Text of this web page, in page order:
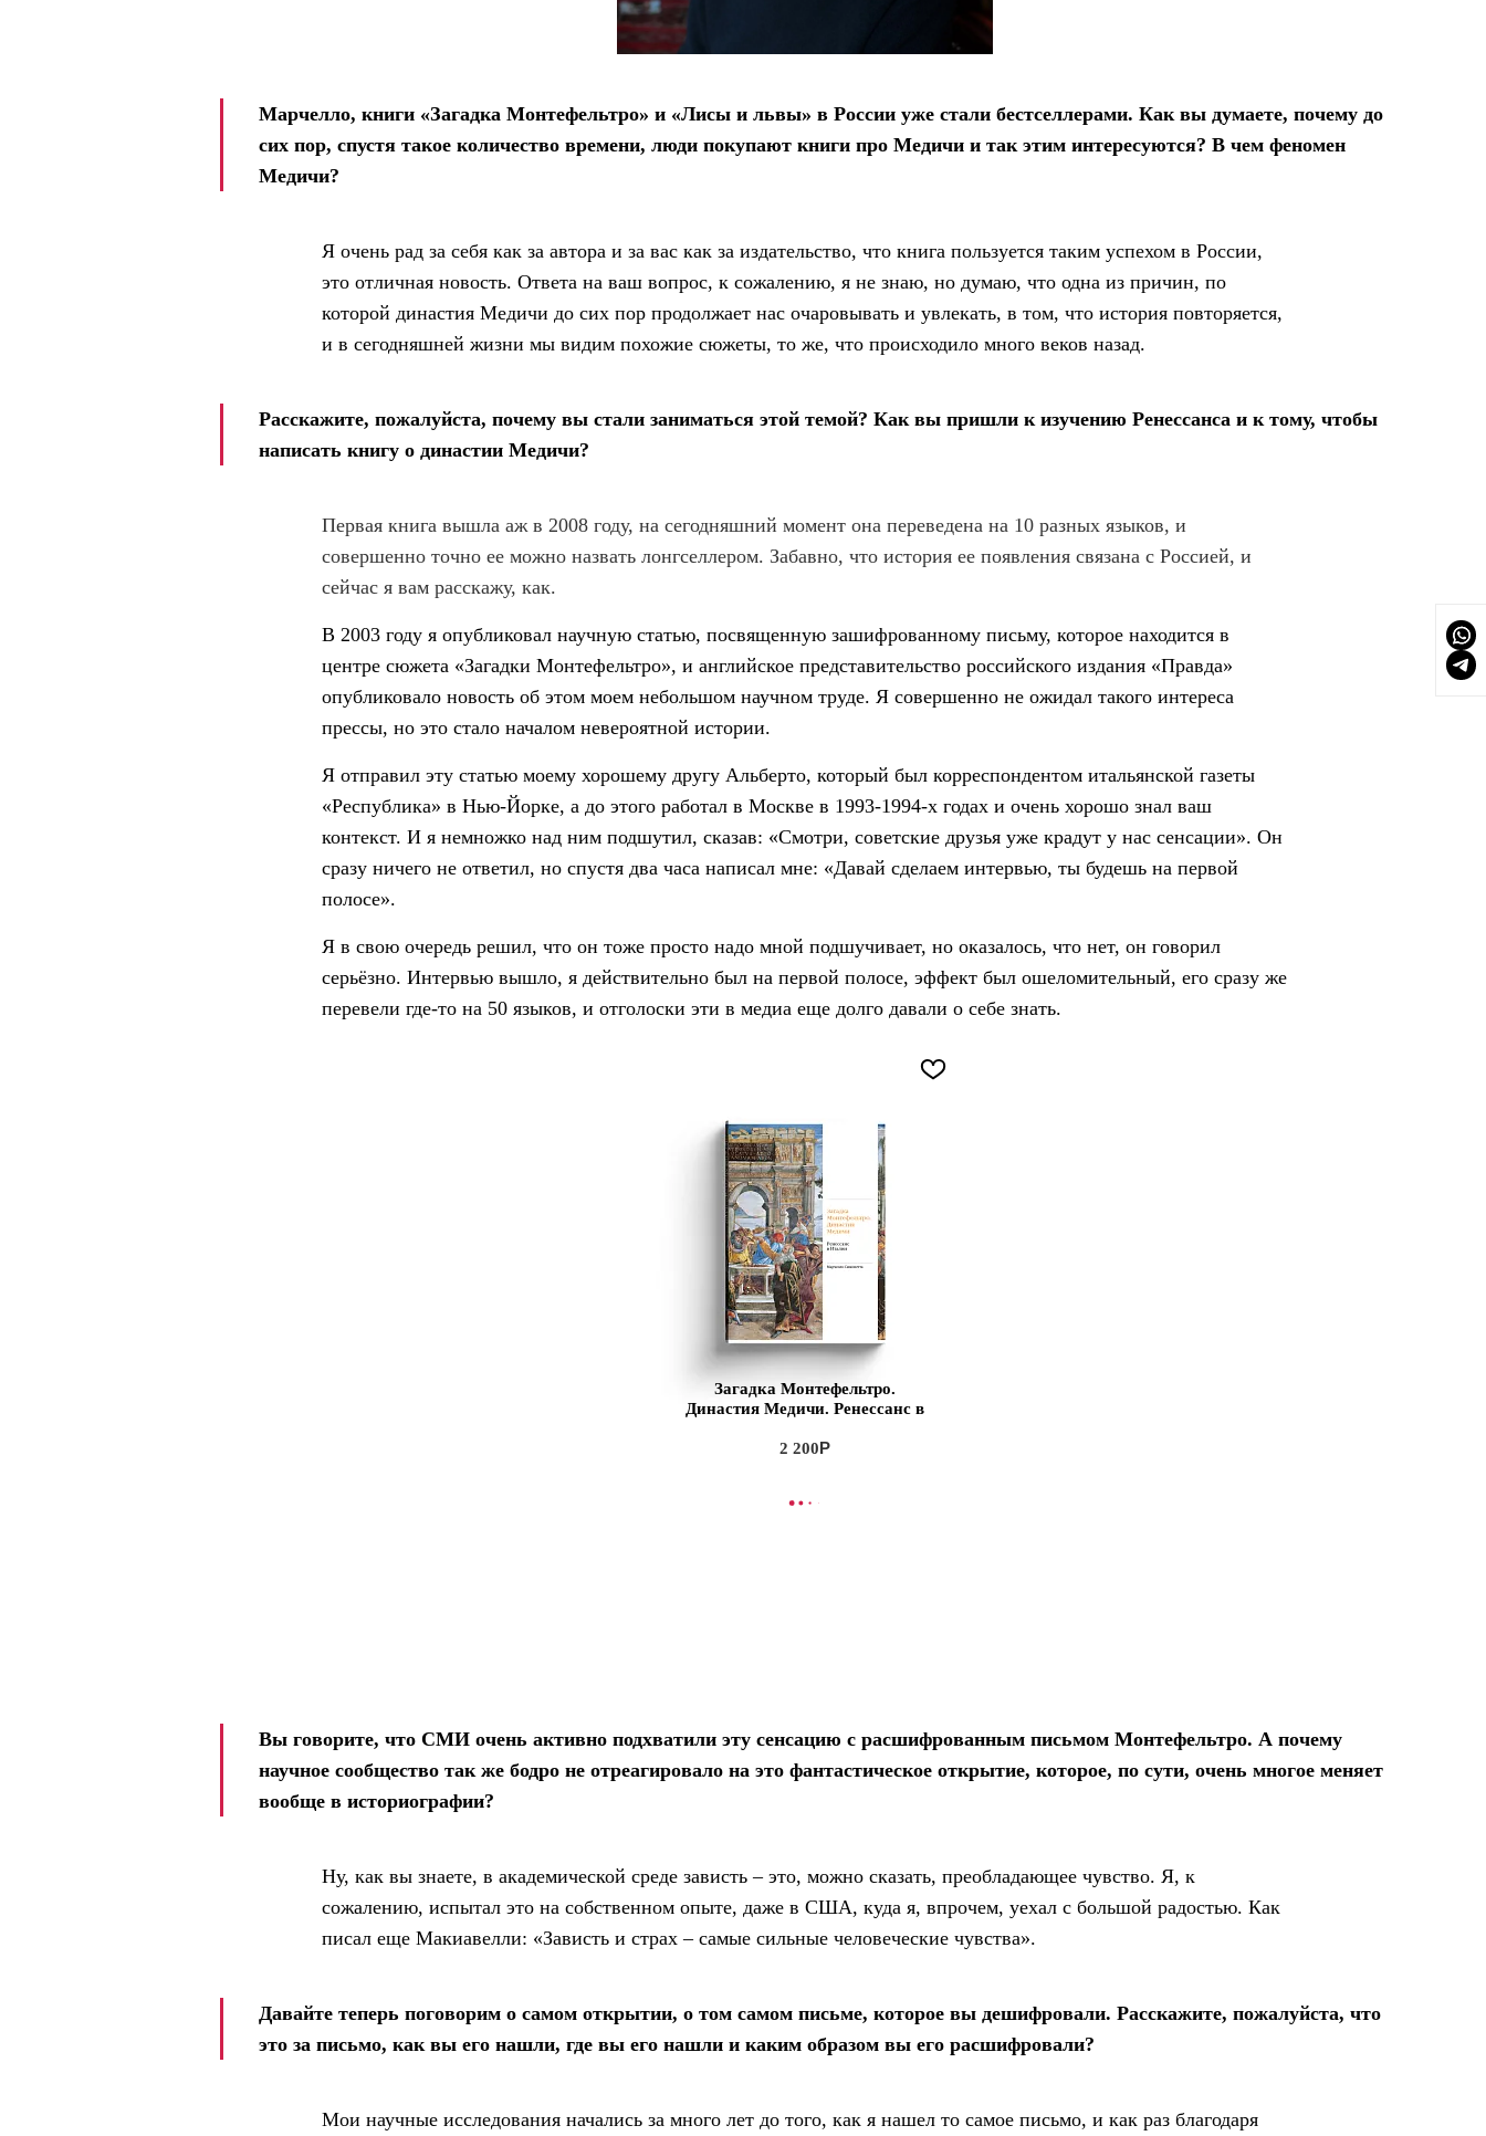
Марчелло, книги «Загадка Монтефельтро» и «Лисы и львы» в России уже стали бестселлерами. Как вы думаете, почему до
сих пор, спустя такое количество времени, люди покупают книги про Медичи и так этим интересуются? В чем феномен
Медичи?
Я очень рад за себя как за автора и за вас как за издательство, что книга пользуется таким успехом в России,
это отличная новость. Ответа на ваш вопрос, к сожалению, я не знаю, но думаю, что одна из причин, по
которой династия Медичи до сих пор продолжает нас очаровывать и увлекать, в том, что история повторяется,
и в сегодняшней жизни мы видим похожие сюжеты, то же, что происходило много веков назад.
Расскажите, пожалуйста, почему вы стали заниматься этой темой? Как вы пришли к изучению Ренессанса и к тому, чтобы
написать книгу о династии Медичи?
Первая книга вышла аж в 2008 году, на сегодняшний момент она переведена на 10 разных языков, и
совершенно точно ее можно назвать лонгселлером. Забавно, что история ее появления связана с Россией, и
сейчас я вам расскажу, как.
В 2003 году я опубликовал научную статью, посвященную зашифрованному письму, которое находится в
центре сюжета «Загадки Монтефельтро», и английское представительство российского издания «Правда»
опубликовало новость об этом моем небольшом научном труде. Я совершенно не ожидал такого интереса
прессы, но это стало началом невероятной истории.
Я отправил эту статью моему хорошему другу Альберто, который был корреспондентом итальянской газеты
«Республика» в Нью-Йорке, а до этого работал в Москве в 1993-1994-х годах и очень хорошо знал ваш
контекст. И я немножко над ним подшутил, сказав: «Смотри, советские друзья уже крадут у нас сенсации». Он
сразу ничего не ответил, но спустя два часа написал мне: «Давай сделаем интервью, ты будешь на первой
полосе».
Я в свою очередь решил, что он тоже просто надо мной подшучивает, но оказалось, что нет, он говорил
серьёзно. Интервью вышло, я действительно был на первой полосе, эффект был ошеломительный, его сразу же
перевели где-то на 50 языков, и отголоски эти в медиа еще долго давали о себе знать.
Загадка Монтефельтро.
Династия Медичи. Ренессанс в
2 200
В КОРЗИНУ
Вы говорите, что СМИ очень активно подхватили эту сенсацию с расшифрованным письмом Монтефельтро. А почему
научное сообщество так же бодро не отреагировало на это фантастическое открытие, которое, по сути, очень многое меняет
вообще в историографии?
Ну, как вы знаете, в академической среде зависть – это, можно сказать, преобладающее чувство. Я, к
сожалению, испытал это на собственном опыте, даже в США, куда я, впрочем, уехал с большой радостью. Как
писал еще Макиавелли: «Зависть и страх – самые сильные человеческие чувства».
Давайте теперь поговорим о самом открытии, о том самом письме, которое вы дешифровали. Расскажите, пожалуйста, что
это за письмо, как вы его нашли, где вы его нашли и каким образом вы его расшифровали?
Мои научные исследования начались за много лет до того, как я нашел то самое письмо, и как раз благодаря